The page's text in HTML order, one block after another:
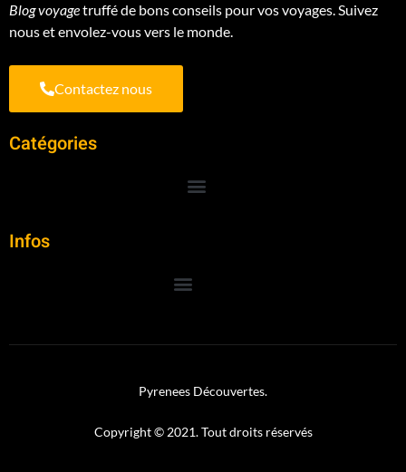
Blog voyagetruffé de bons conseils pour vos voyages. Suivez
nous et envolez-vous vers le monde.
Contactez nous
Catégories
Infos
Pyrenees Découvertes.
Copyright © 2021. Tout droits réservés